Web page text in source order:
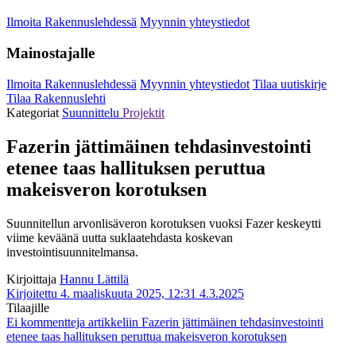
Ilmoita Rakennuslehdessä Myynnin yhteystiedot
Mainostajalle
Ilmoita Rakennuslehdessä Myynnin yhteystiedot Tilaa uutiskirje
Tilaa Rakennuslehti
Kategoriat Suunnittelu Projektit
Fazerin jättimäinen tehdasinvestointi
etenee taas hallituksen peruttua
makeisveron korotuksen
Suunnitellun arvonlisäveron korotuksen vuoksi Fazer keskeytti
viime keväänä uutta suklaatehdasta koskevan
investointisuunnitelmansa.
Kirjoittaja Hannu Lättilä
Kirjoitettu 4. maaliskuuta 2025, 12:31 4.3.2025
Tilaajille
Ei kommentteja artikkeliin Fazerin jättimäinen tehdasinvestointi
etenee taas hallituksen peruttua makeisveron korotuksen